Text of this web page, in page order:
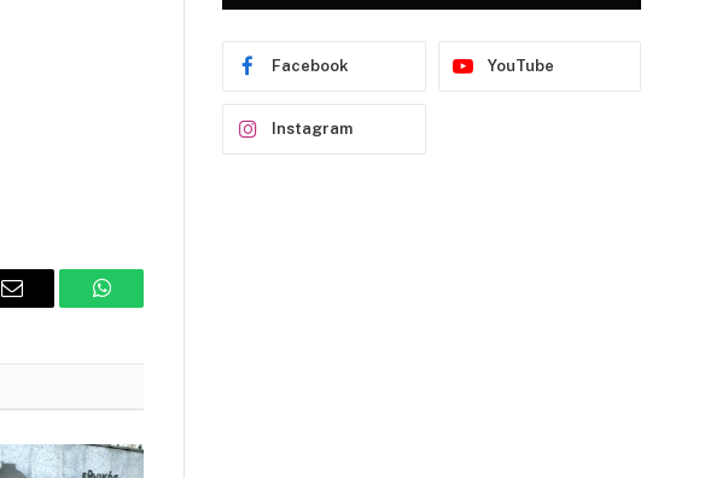
Email WhatsApp
Facebook YouTube
Instagram